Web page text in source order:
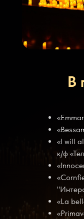
В
«I will
к/ф
«La